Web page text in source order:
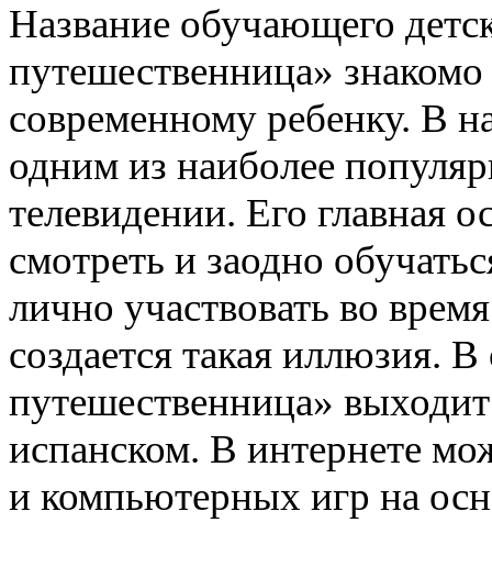
Название обучающего
путешественница»
современному ребенку. В
одним из наиболее
телевидении. Его главная
смотреть и заодно
лично участвовать во
создается такая иллюзия.
путешественница»
испанском. В интернете
и компьютерных игр на